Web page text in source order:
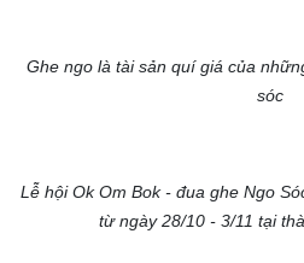
Ghe ngo là tài sản quí giá của
sóc
Lễ hội Ok Om Bok - đua ghe Ngo
từ ngày 28/10 - 3/11 tại